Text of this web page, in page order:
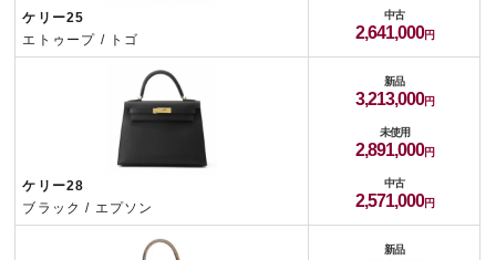
ケリー25
エトゥープ / トゴ
中古
2,641,000
ケリー28
ブラック / エプソン
新品
3,213,000
未使用
2,891,000
中古
2,571,000
新品